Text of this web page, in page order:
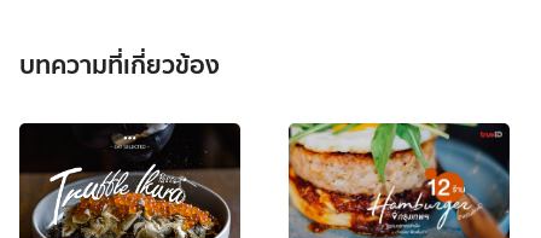
บทความที่เกี่ยวข้อง